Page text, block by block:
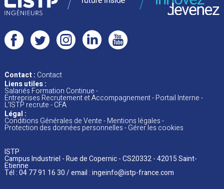
Contact : Contact
Liens utiles :
Salariés Formation Continue
Entreprises Recrutement et Accompagnement Portail Interne
L’ISTP recrute CFA
Légal :
Conditions Générales de Vente Mentions légales
Protection des données personnelles Gérer les cookies
ISTP
Campus Industriel - Rue de Copernic - CS20332 - 42015 Saint-
Etienne
Tél : 04 77 91 16 30 / email :ingeinfo@istp-france.com